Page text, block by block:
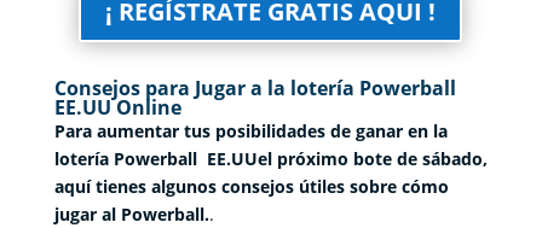
¡ REGÍSTRATE GRATIS AQUI !
Consejos para Jugar a la lotería Powerball
EE.UU Online
Para aumentar tus posibilidades de ganar en la
lotería Powerball EE.UUel próximo bote de sábado,
aquí tienes algunos consejos útiles sobre cómo
jugar al Powerball..